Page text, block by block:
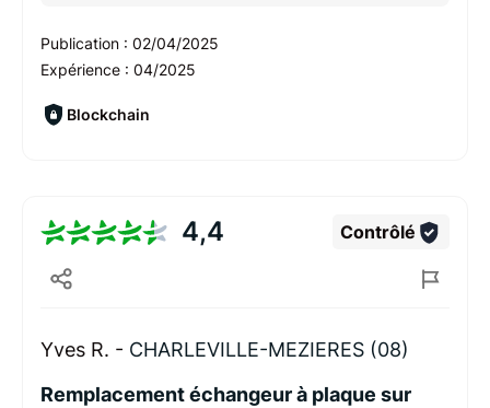
Publication : 02/04/2025
Expérience : 04/2025
Blockchain
4,4 Contrôlé
Yves R. - CHARLEVILLE-MEZIERES (08)
Remplacement échangeur à plaque sur